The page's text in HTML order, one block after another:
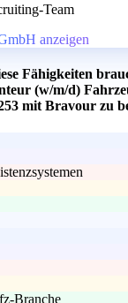
Team
anzeigen
Fähigkeiten
(w/m/d)
mit Bravour zu
Branche